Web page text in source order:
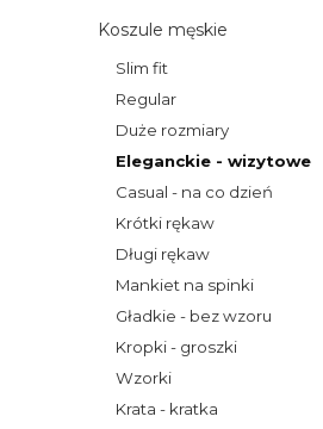
Koszule męskie
Slim fit
Regular
Duże rozmiary
Eleganckie - wizytowe
Casual - na co dzień
Krótki rękaw
Długi rękaw
Mankiet na spinki
Gładkie - bez wzoru
Kropki - groszki
Wzorki
Krata - kratka